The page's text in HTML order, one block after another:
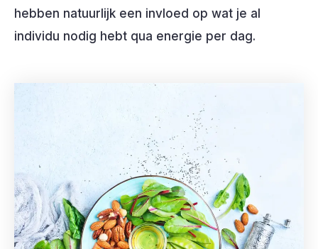
hebben natuurlijk een invloed op wat je al
individu nodig hebt qua energie per dag.